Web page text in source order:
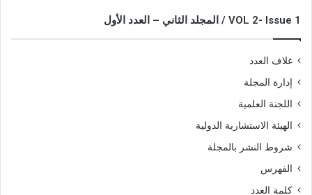
VOL 2- Issue 1 / المجلد الثاني – العدد الأول
غلاف العدد
إدارة المجلة
اللجنة العلمية
الهيئة الاستشارية الدولية
شروط النشر بالمجلة
الفهرس
كلمة العدد